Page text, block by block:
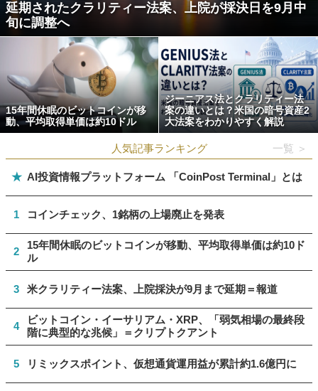
延期されたクラリティー法案、上院が採決日を9月中
旬に調整へ
15年間休眠のビットコインが移
動、平均取得単価は約10ドル
ジーニアス法とクラリティー法
案の違いとは？米国の暗号資産2
大法案をわかりやすく解説
人気記事ランキング 一覧 ＞
★ AI投資情報プラットフォーム 「CoinPost Terminal」とは
1 コインチェック、1銘柄の上場廃止を発表
2
15年間休眠のビットコインが移動、平均取得単価は約10ド
ル
3 米クラリティー法案、上院採決が9月まで延期＝報道
4
ビットコイン・イーサリアム・XRP、「弱気相場の最終段
階に典型的な兆候」＝クリプトクアント
5 リミックスポイント、仮想通貨運用益が累計約1.6億円に